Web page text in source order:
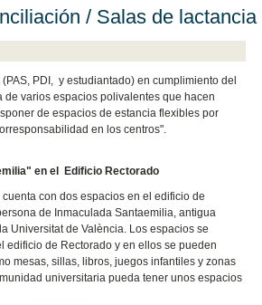
/ Salas de lactancia
PDI, y estudiantado) en cumplimiento del
de varios espacios polivalentes que hacen
de espacios de estancia flexibles por
en los centros".
en el Edificio Rectorado
con dos espacios en el edificio de
de Inmaculada Santaemilia, antigua
Universitat de València. Los espacios se
edificio de Rectorado y en ellos se pueden
mesas, sillas, libros, juegos infantiles y zonas
universitaria pueda tener unos espacios